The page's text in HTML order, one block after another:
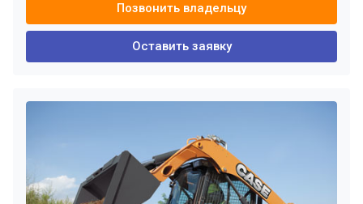
Позвонить владельцу
Оставить заявку